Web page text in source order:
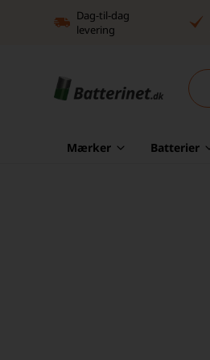
Dag-til-dag
levering
Mærker Batterier